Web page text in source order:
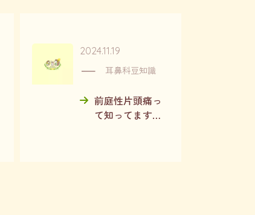
2024.11.19
耳鼻科豆知識
前庭性片頭痛っ
て知ってます